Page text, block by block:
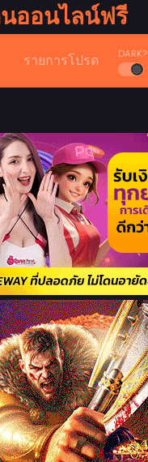
ออนไลน์ฟรี
รายการโปรด DARK?